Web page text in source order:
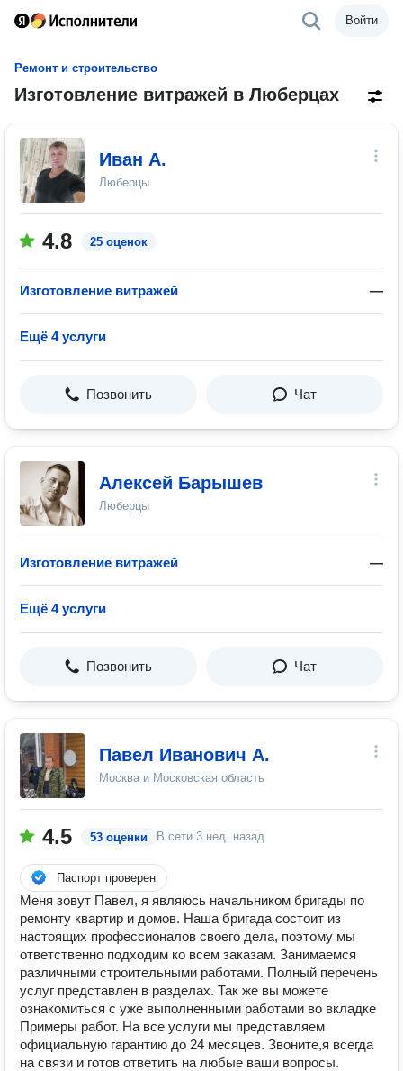
Войти
Ремонт и строительство
Изготовление витражей в Люберцах
Иван А.
Люберцы
4.8 25 оценок
Изготовление витражей —
Ещё 4 услуги
Позвонить Чат
Алексей Барышев
Люберцы
Изготовление витражей —
Ещё 4 услуги
Позвонить Чат
Павел Иванович А.
Москва и Московская область
4.5 53 оценки В сети 3 нед. назад
Паспорт проверен
Меня зовут Павел, я являюсь начальником бригады по
ремонту квартир и домов. Наша бригада состоит из
настоящих профессионалов своего дела, поэтому мы
ответственно подходим ко всем заказам. Занимаемся
различными строительными работами. Полный перечень
услуг представлен в разделах. Так же вы можете
ознакомиться с уже выполненными работами во вкладке
Примеры работ. На все услуги мы представляем
официальную гарантию до 24 месяцев. Звоните,я всегда
на связи и готов ответить на любые ваши вопросы.